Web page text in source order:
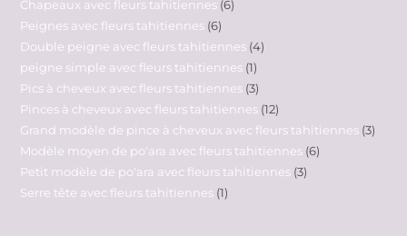
Chapeaux avec fleurs tahitiennes 6
Peignes avec fleurs tahitiennes 6
Double peigne avec fleurs tahitiennes 4
peigne simple avec fleurs tahitiennes 1
Pics à cheveux avec fleurs tahitiennes 3
Pinces à cheveux avec fleurs tahitiennes 12
Grand modèle de pince à cheveux avec fleurs tahitiennes 3
Modèle moyen de po'ara avec fleurs tahitiennes 6
Petit modèle de po'ara avec fleurs tahitiennes 3
Serre tête avec fleurs tahitiennes 1